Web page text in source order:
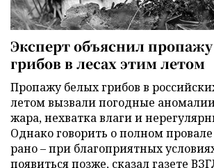
Эксперт объяснил
грибов в лесах этим летом
Пропажу белых грибов в
летом вызвали погодные
жара, нехватка влаги и
Однако говорить о полном
рано – при благоприятных
появиться позже, сказал газете